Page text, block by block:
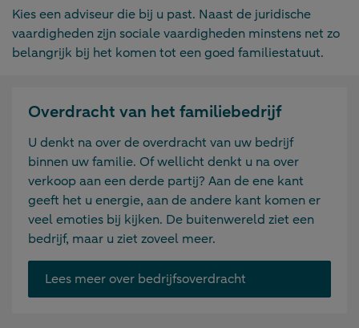
Kies een adviseur die bij u past. Naast de juridische
vaardigheden zijn sociale vaardigheden minstens net zo
belangrijk bij het komen tot een goed familiestatuut.
Overdracht van het familiebedrijf
U denkt na over de overdracht van uw bedrijf
binnen uw familie. Of wellicht denkt u na over
verkoop aan een derde partij? Aan de ene kant
geeft het u energie, aan de andere kant komen er
veel emoties bij kijken. De buitenwereld ziet een
bedrijf, maar u ziet zoveel meer.
Lees meer over bedrijfsoverdracht